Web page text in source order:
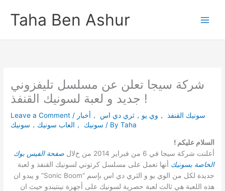
content
Taha Ben Ashur
شركة سيجا تعلن عن مسلسل تليفزوني
جديد و لعبة لسونيك القنفذ !
Leave a Comment / سونيك القنفذ ，وي يو，ثري دي اس ，أخبار
سونيك ，العاب سونيك，سونيك / ByTaha
السلام عليكم !
أعلنت شركة سيجا في 6 من فبراير 2014 من خﻻل
صفحة الفيس بوك
الخاصة بسونيك أنها تعمل على مسلسل كرتوني لسونيك القنفذ و لعبة
جديدة لكل من الوي يو و الثري دي اس بإسم “Sonic Boom” و يبدو ان
هذه اللعبة هي ثالث لعبة حصرية لسونيك على أجهزة نينتيندو حيث ان